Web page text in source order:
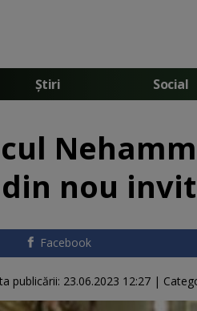
Știri Social
din nou
Facebook
publicării: 23.06.2023 12:27 |